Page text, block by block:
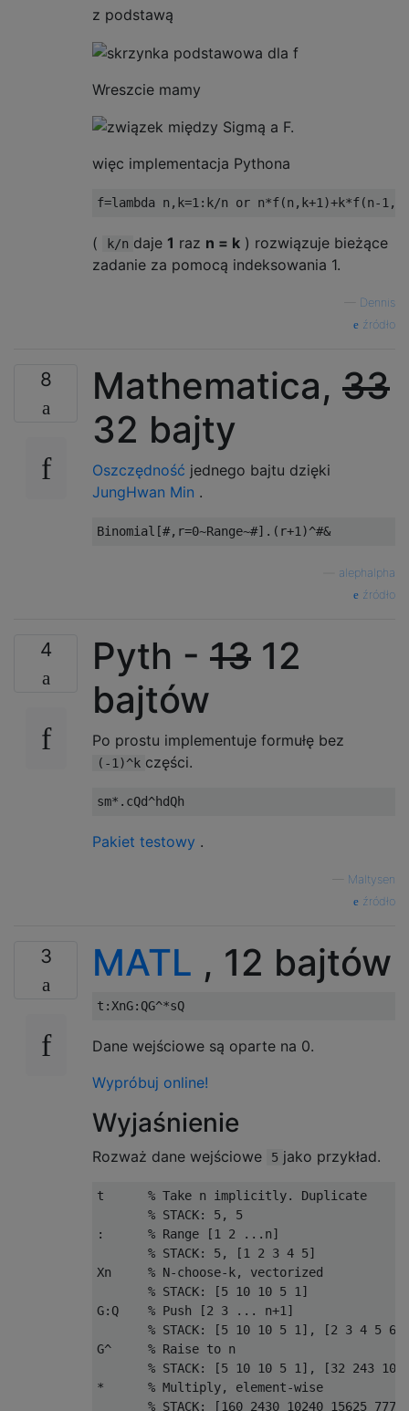
z podstawą
Wreszcie mamy
więc implementacja Pythona
f=lambda n , k=1: k/n or n*f(n , k+1)+k*f(n-1,
( k/n daje 1 raz n = k ) rozwiązuje bieżące
zadanie za pomocą indeksowania 1.
Dennis
źródło
8 Mathematica, 33
32 bajty
Oszczędność jednego bajtu dzięki
JungHwan Min .
alephalpha
źródło
4 Pyth - 13 12
bajtów
Po prostu implementuje formułę bez
(-1)^k części.
Pakiet testowy .
Maltysen
źródło
3 MATL , 12 bajtów
Dane wejściowe są oparte na 0.
Wypróbuj online!
Wyjaśnienie
Rozważ dane wejściowe 5 jako przykład.
t      % Take n implicitly. Duplicate
       % STACK: 5, 5
:      % Range [1 2 ...n]
       % STACK: 5, [1 2 3 4 5]
Xn     % N-choose-k, vectorized
       % STACK: [5 10 10 5 1]
G:Q    % Push [2 3 ... n+1]
       % STACK: [5 10 10 5 1], [2 3 4 5 6]
G^     % Raise to n
% STACK: [5 10 10 5 1], [32 243
*      % Multiply, element-wise
% STACK: [160 2430 10240 15625